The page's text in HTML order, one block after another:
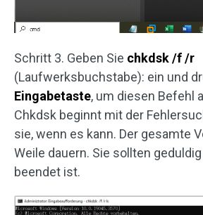
Schritt 3. Geben Sie chkdsk /f /r
(Laufwerksbuchstabe): ein und
Eingabetaste, um diesen Befehl
Chkdsk beginnt mit der
sie, wenn es kann. Der gesamte
Weile dauern. Sie sollten
beendet ist.